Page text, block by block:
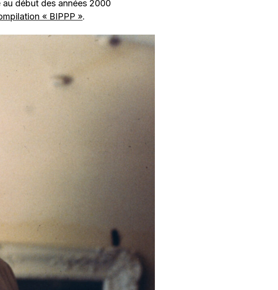
au début des années 2000
« BIPPP ».